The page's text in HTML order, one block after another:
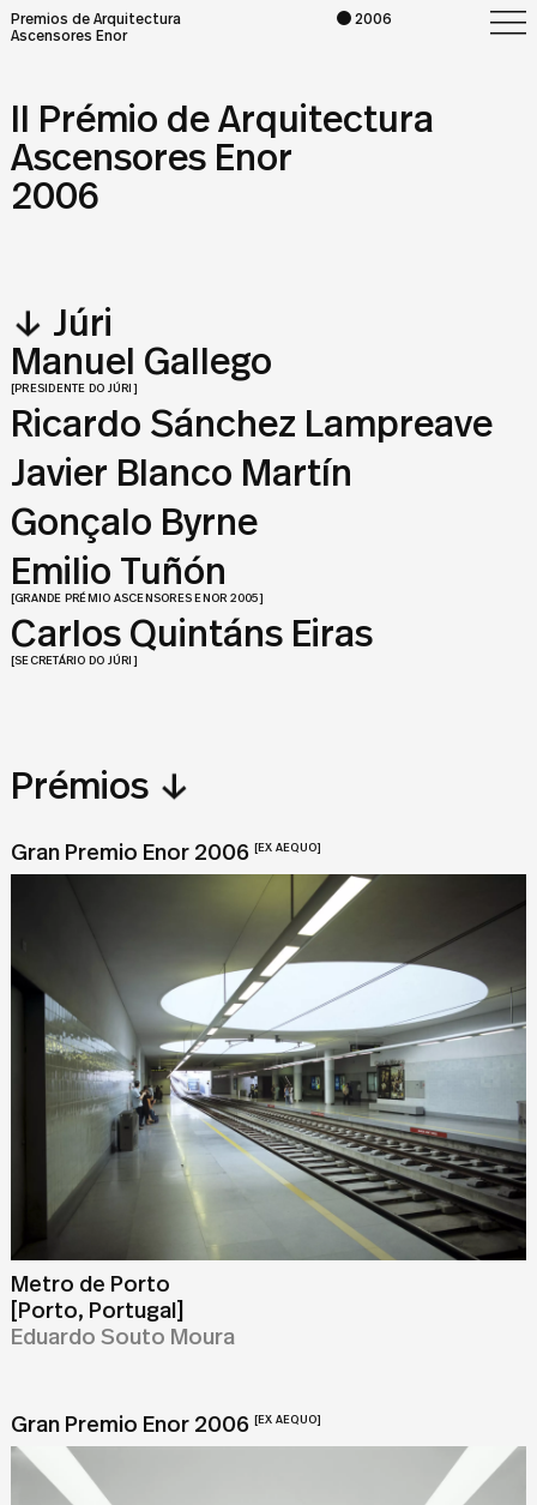
Premios de Arquitectura
Ascensores Enor
2006
II Prémio de Arquitectura
Ascensores Enor
2006
↓ Júri
Manuel Gallego
[PRESIDENTE DO JÚRI]
Ricardo Sánchez Lampreave
Javier Blanco Martín
Gonçalo Byrne
Emilio Tuñón
[GRANDE PRÉMIO ASCENSORES ENOR 2005]
Carlos Quintáns Eiras
[SECRETÁRIO DO JÚRI]
Prémios ↓
Gran Premio Enor 2006 [EX AEQUO]
Metro de Porto
[Porto, Portugal]
Eduardo Souto Moura
Gran Premio Enor 2006 [EX AEQUO]